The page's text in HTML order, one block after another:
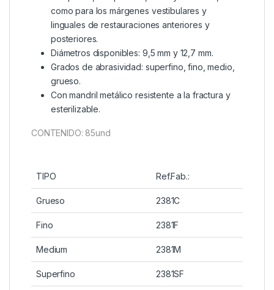
como para los márgenes vestibulares y
linguales de restauraciones anteriores y
posteriores.
Diámetros disponibles: 9,5 mm y 12,7 mm.
Grados de abrasividad: superfino, fino, medio,
grueso.
Con mandril metálico resistente a la fractura y
esterilizable.
CONTENIDO: 85und
TIPO Ref.Fab.:
Grueso 2381C
Fino 2381F
Medium 2381M
Superfino 2381SF